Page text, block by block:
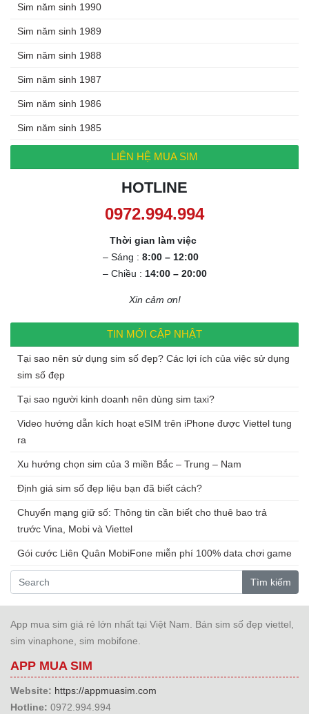
Sim năm sinh 1990
Sim năm sinh 1989
Sim năm sinh 1988
Sim năm sinh 1987
Sim năm sinh 1986
Sim năm sinh 1985
LIÊN HỆ MUA SIM
HOTLINE
0972.994.994
Thời gian làm việc
– Sáng : 8:00 – 12:00
– Chiều : 14:00 – 20:00
Xin cảm ơn!
TIN MỚI CẬP NHẬT
Tại sao nên sử dụng sim số đẹp? Các lợi ích của việc sử dụng
sim số đẹp
Tại sao người kinh doanh nên dùng sim taxi?
Video hướng dẫn kích hoạt eSIM trên iPhone được Viettel tung
ra
Xu hướng chọn sim của 3 miền Bắc – Trung – Nam
Định giá sim số đẹp liệu bạn đã biết cách?
Chuyển mạng giữ số: Thông tin cần biết cho thuê bao trả
trước Vina, Mobi và Viettel
Gói cước Liên Quân MobiFone miễn phí 100% data chơi game
Tìm kiếm
App mua sim giá rẻ lớn nhất tại Việt Nam. Bán sim số đẹp viettel,
sim vinaphone, sim mobifone.
APP MUA SIM
Website: https://appmuasim.com
Hotline: 0972.994.994